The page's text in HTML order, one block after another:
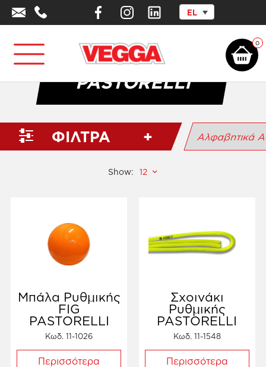
EL
0
Αρχική σελίδα PASTORELLI
PASTORELLI
ΦΙΛΤΡΑ
Show:
Μπάλα Ρυθμικής
FIG
PASTORELLI
Κωδ. 11-1026
Περισσότερα
Σχοινάκι
Ρυθμικής
PASTORELLI
Κωδ. 11-1548
Περισσότερα